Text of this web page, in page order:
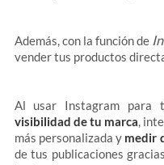
Además, con la función de
vender tus productos
Al usar Instagram para
visibilidad de tu marca,
más personalizada y medir
de tus publicaciones